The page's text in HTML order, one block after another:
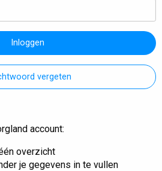
Inloggen
vergeten
account:
overzicht
je gegevens in te vullen